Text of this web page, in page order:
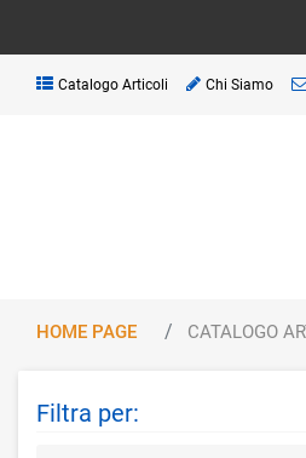
Catalogo Articoli Chi Siamo
HOME PAGE CATALOGO
Filtra per: